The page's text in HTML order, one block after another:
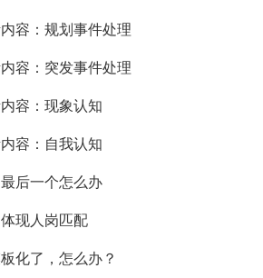
容：规划事件处理
容：突发事件处理
容：现象认知
容：自我认知
后一个怎么办
现人岗匹配
化了，怎么办？